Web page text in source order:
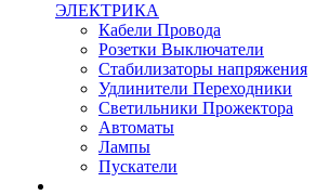
ЭЛЕКТРИКА
Кабели Провода
Розетки Выключатели
Стабилизаторы напряжения
Удлинители Переходники
Светильники Прожектора
Автоматы
Лампы
Пускатели